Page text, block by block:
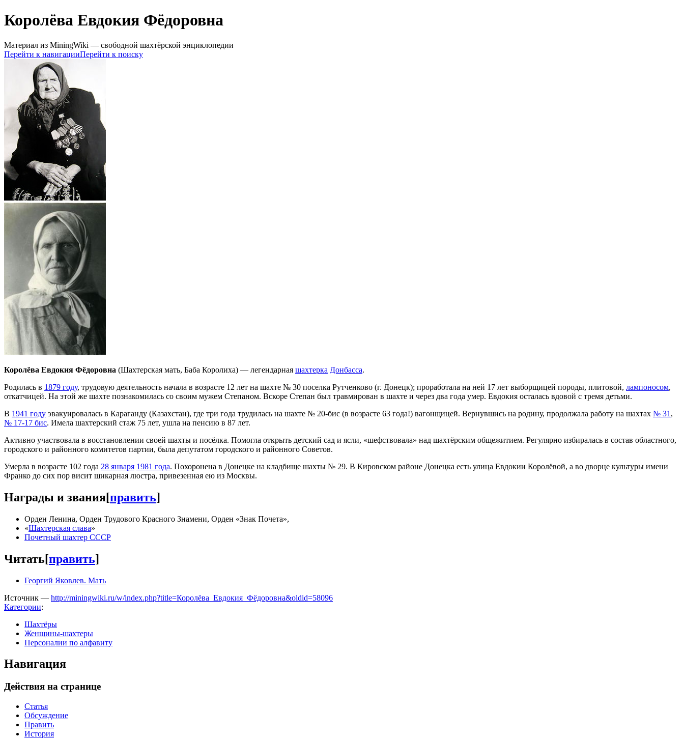
Королёва Евдокия Фёдоровна
Материал из MiningWiki — свободной шахтёрской энциклопедии
Перейти к навигацииПерейти к поиску
Королёва Евдокия Фёдоровна (Шахтерская мать, Баба Королиха) — легендарная шахтерка Донбасса.
Родилась в 1879 году, трудовую деятельность начала в возрасте 12 лет на шахте № 30 поселка Рутченково (г. Донецк); проработала на ней 17 лет выборщицей породы, плитовой, лампоносом,
откатчицей. На этой же шахте познакомилась со своим мужем Степаном. Вскоре Степан был травмирован в шахте и через два года умер. Евдокия осталась вдовой с тремя детьми.
В 1941 году эвакуировалась в Караганду (Казахстан), где три года трудилась на шахте № 20-бис (в возрасте 63 года!) вагонщицей. Вернувшись на родину, продолжала работу на шахтах № 31 ,
№ 17-17 бис. Имела шахтерский стаж 75 лет, ушла на пенсию в 87 лет.
Активно участвовала в восстановлении своей шахты и посёлка. Помогла открыть детский сад и ясли, «шефствовала» над шахтёрским общежитием. Регулярно избиралась в состав областного,
городского и районного комитетов партии, была депутатом городского и районного Советов.
Умерла в возрасте 102 года 28 января 1981 года. Похоронена в Донецке на кладбище шахты № 29. В Кировском районе Донецка есть улица Евдокии Королёвой, а во дворце культуры имени
Франко до сих пор висит шикарная люстра, привезенная ею из Москвы.
Награды и звания[править]
Орден Ленина, Орден Трудового Красного Знамени, Орден «Знак Почета»,
«Шахтерская слава»
Почетный шахтер СССР
Читать[править]
Георгий Яковлев. Мать
Источник — http://miningwiki.ru/w/index.php?title=Королёва_Евдокия_Фёдоровна&oldid=58096
Категории:
Шахтёры
Женщины-шахтеры
Персоналии по алфавиту
Навигация
Действия на странице
Статья
Обсуждение
Править
История